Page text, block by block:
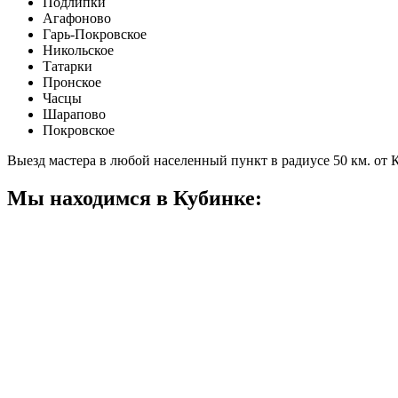
Агафоново
Гарь-Покровское
Никольское
Татарки
Пронское
Часцы
Шарапово
Покровское
Выезд мастера в любой населенный пункт в радиусе 50 км. от
Мы находимся в Кубинке: